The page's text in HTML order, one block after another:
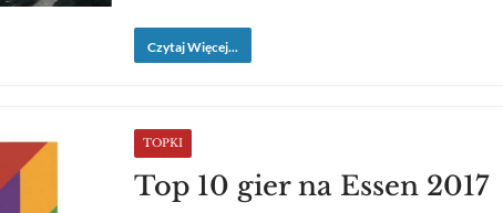
Czytaj Więcej...
TOPKI
Top 10 gier na Essen 2017